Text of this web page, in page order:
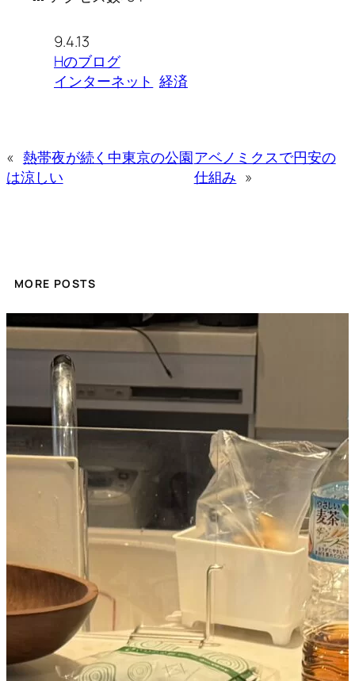
9.4.13
Hのブログ
インターネット 経済
« 熱帯夜が続く中東京の公園
は涼しい
アベノミクスで円安の
仕組み »
MORE POSTS